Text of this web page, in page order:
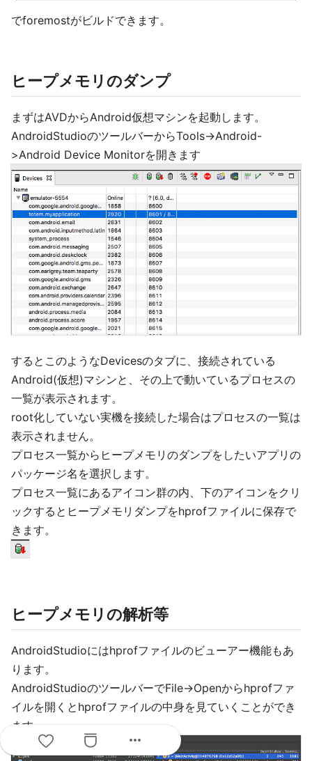
でforemostがビルドできます。
ヒープメモリのダンプ
まずはAVDからAndroid仮想マシンを起動します。
AndroidStudioのツールバーからTools->Android-
>Android Device Monitorを開きます
するとこのようなDevicesのタブに、接続されている
Android(仮想)マシンと、その上で動いているプロセスの
一覧が表示されます。
root化していない実機を接続した場合はプロセスの一覧は
表示されません。
プロセス一覧からヒープメモリのダンプをしたいアプリの
パッケージ名を選択します。
プロセス一覧にあるアイコン群の内、下のアイコンをクリ
ックするとヒープメモリダンプをhprofファイルに保存で
きます。
ヒープメモリの解析等
AndroidStudioにはhprofファイルのビューアー機能もあ
ります。
AndroidStudioのツールバーでFile->Openからhprofファ
イルを開くとhprofファイルの中身を見ていくことができ
ます
more_horiz